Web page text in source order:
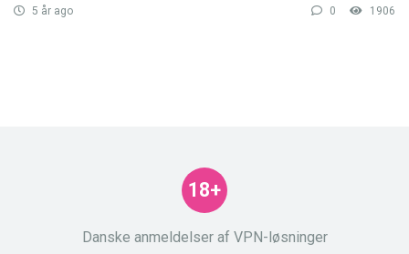
5 år ago 0 1906
Danske anmeldelser af VPN-løsninger
18+